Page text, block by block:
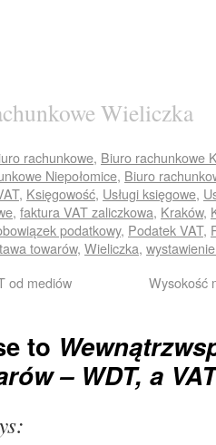
Wieliczka
rachunkowe, Biuro rachunkowe
Niepołomice, Biuro
, Księgowość, Usługi księgowe,
, faktura VAT zaliczkowa, Kraków,
podatkowy, Podatek VAT,
towarów, Wieliczka,
od mediów Wysokość
to
– WDT, a VAT